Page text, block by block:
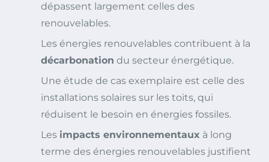
dépassent largement celles des
renouvelables.
Les énergies renouvelables contribuent à la
décarbonation du secteur énergétique.
Une étude de cas exemplaire est celle des
installations solaires sur les toits, qui
réduisent le besoin en énergies fossiles.
Les impacts environnementaux à long
terme des énergies renouvelables justifient